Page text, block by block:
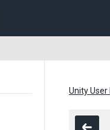
Unity User